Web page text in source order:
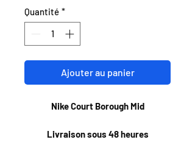
Quantité *
Ajouter au panier
Nike Court Borough Mid
Livraison sous 48 heures